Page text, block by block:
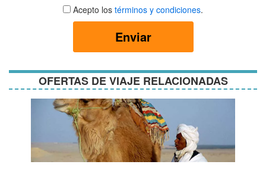
Aceptar
términos
Acepto los términos y condiciones.
Enviar
OFERTAS DE VIAJE RELACIONADAS